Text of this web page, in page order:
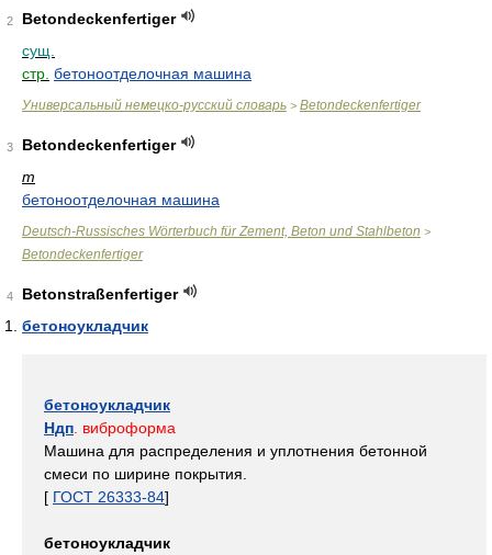
2
Betondeckenfertiger
сущ.
стр. бетоноотделочная машина
Универсальный немецко-русский словарь > Betondeckenfertiger
3
Betondeckenfertiger
m
бетоноотделочная машина
Deutsch-Russisches Wörterbuch für Zement, Beton und Stahlbeton >
Betondeckenfertiger
4
Betonstraßenfertiger
бетоноукладчик
бетоноукладчик
Ндп . виброформа
Машина для распределения и уплотнения бетонной
смеси по ширине покрытия.
[ ГОСТ 26333-84]
бетоноукладчик